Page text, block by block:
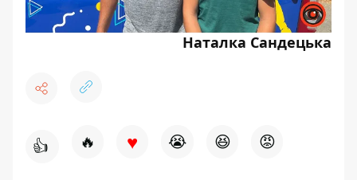
Наталка Сандецька
👍 🔥 ♥ 😭 😆 😡